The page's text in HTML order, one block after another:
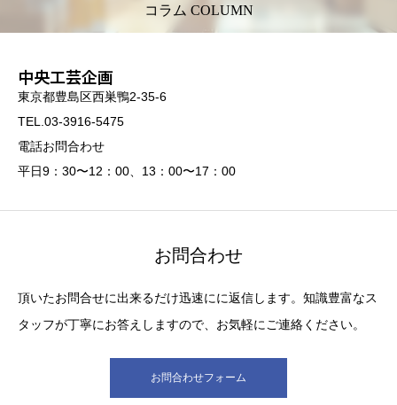
コラム COLUMN
中央工芸企画
東京都豊島区西巣鴨2-35-6
TEL.03-3916-5475
電話お問合わせ
平日9：30〜12：00、13：00〜17：00
お問合わせ
頂いたお問合せに出来るだけ迅速にに返信します。知識豊富なス
タッフが丁寧にお答えしますので、お気軽にご連絡ください。
お問合わせフォーム